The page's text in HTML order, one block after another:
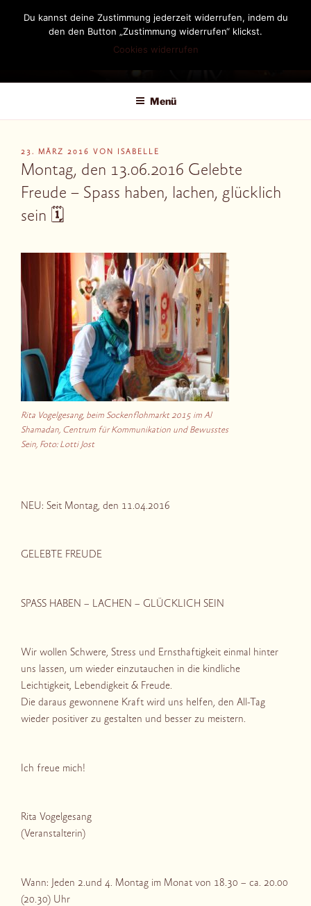
DIANDRA-CIRCLE
Menü
VERÖFFENTLICHT
AM
23. MÄRZ 2016 VON ISABELLE
Montag, den 13.06.2016 Gelebte
Freude – Spass haben, lachen, glücklich
sein 🗓
Rita Vogelgesang, beim Sockenflohmarkt 2015 im Al
Shamadan, Centrum für Kommunikation und Bewusstes
Sein, Foto: Lotti Jost
NEU: Seit Montag, den 11.04.2016
GELEBTE FREUDE
SPASS HABEN – LACHEN – GLÜCKLICH SEIN
Wir wollen Schwere, Stress und Ernsthaftigkeit einmal hinter
uns lassen, um wieder einzutauchen in die kindliche
Leichtigkeit, Lebendigkeit & Freude.
Die daraus gewonnene Kraft wird uns helfen, den All-Tag
wieder positiver zu gestalten und besser zu meistern.
Ich freue mich!
Rita Vogelgesang
(Veranstalterin)
Wann: Jeden 2.und 4. Montag im Monat von 18.30 – ca. 20.00
(20.30) Uhr
Du kannst deine Zustimmung jederzeit widerrufen, indem du
den den Button „Zustimmung widerrufen“ klickst.
Cookies widerrufen